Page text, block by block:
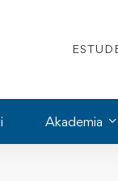
Akademia